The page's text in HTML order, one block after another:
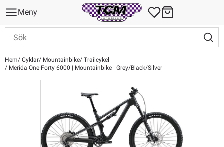
Meny
Hem Cyklar Mountainbike Trailcykel
Merida One-Forty 6000 | Mountainbike | Grey/Black/Silver